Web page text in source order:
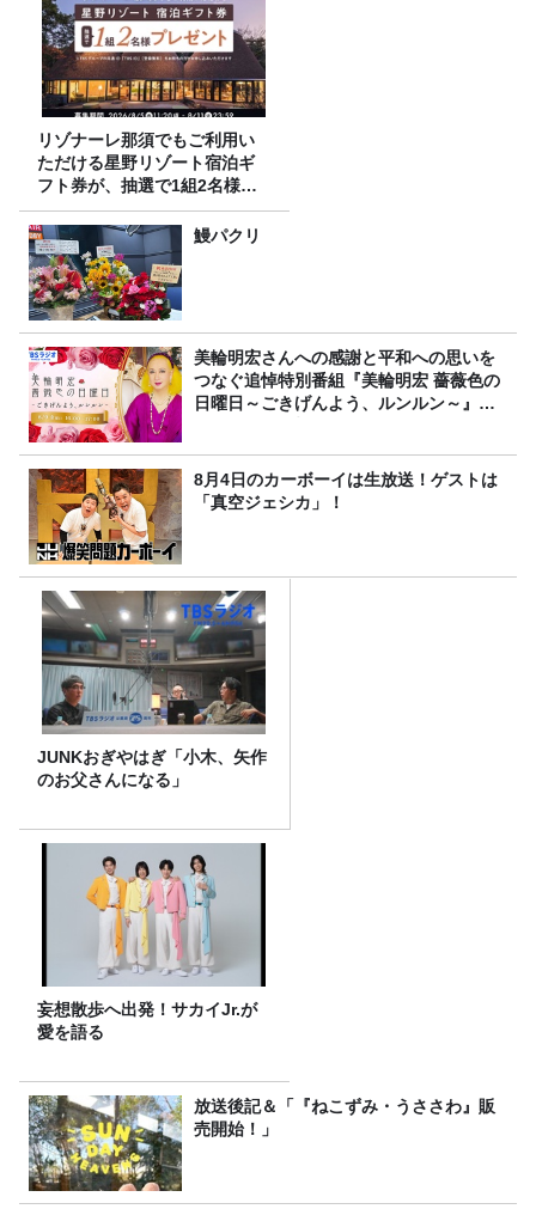
リゾナーレ那須でもご利用い
ただける星野リゾート宿泊ギ
フト券が、抽選で1組2名様に
プレゼント！
鰻パクリ
美輪明宏さんへの感謝と平和への思いを
つなぐ追悼特別番組『美輪明宏 薔薇色の
日曜日～ごきげんよう、ルンルン～』
8月4日のカーボーイは生放送！ゲストは
「真空ジェシカ」！
JUNKおぎやはぎ「小木、矢作
のお父さんになる」
妄想散歩へ出発！サカイJr.が
愛を語る
放送後記＆「『ねこずみ・うささわ』販
売開始！」